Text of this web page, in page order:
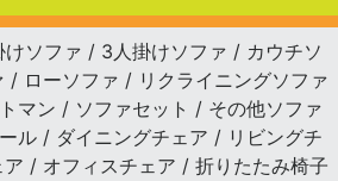
ソファ / 3人掛けソファ / カウチソ
/ ローソファ / リクライニングソファ
マン / ソファセット / その他ソファ
ル / ダイニングチェア / リビングチ
/ オフィスチェア / 折りたたみ椅子